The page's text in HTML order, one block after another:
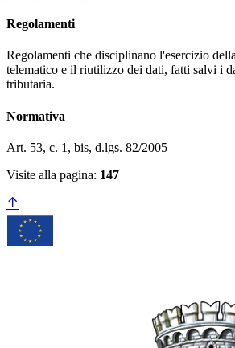
Regolamenti
Regolamenti che disciplinano l'esercizio
telematico e il riutilizzo dei dati, fatti salvi i
tributaria.
Normativa
Art. 53, c. 1, bis, d.lgs. 82/2005
Visite alla pagina: 147